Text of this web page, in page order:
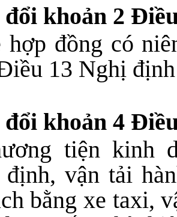
đổi khoản 2
hợp đồng có
13 Nghị định
đổi khoản 4
tiện kinh
vận tải
bằng xe taxi,